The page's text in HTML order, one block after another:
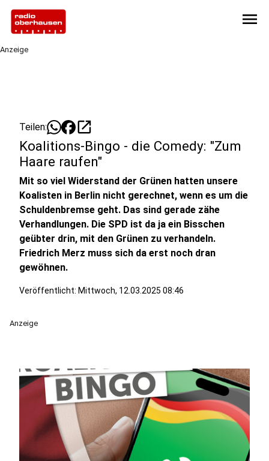
menu
Anzeige
Teilen: open_in_new
Koalitions-Bingo - die Comedy: "Zum
Haare raufen"
Mit so viel Widerstand der Grünen hatten unsere
Koalisten in Berlin nicht gerechnet, wenn es um die
Schuldenbremse geht. Das sind gerade zähe
Verhandlungen. Die SPD ist da ja ein Bisschen
geübter drin, mit den Grünen zu verhandeln.
Friedrich Merz muss sich da erst noch dran
gewöhnen.
Veröffentlicht: Mittwoch, 12.03.2025 08:46
Anzeige